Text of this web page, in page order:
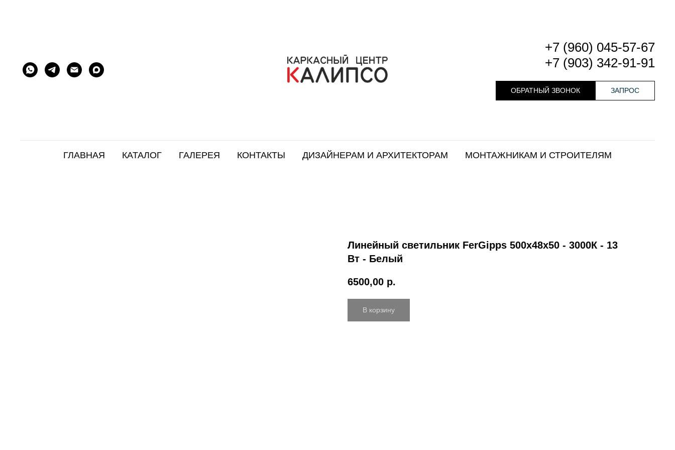
+7 (960) 045-57-67
+7 (903) 342-91-91
ОБРАТНЫЙ ЗВОНОК ЗАПРОС
ГЛАВНАЯ КАТАЛОГ ГАЛЕРЕЯ КОНТАКТЫ ДИЗАЙНЕРАМ И АРХИТЕКТОРАМ МОНТАЖНИКАМ И СТРОИТЕЛЯМ
Линейный светильник FerGipps 500х48х50 - 3000К - 13
Вт - Белый
6500,00 р.
В корзину